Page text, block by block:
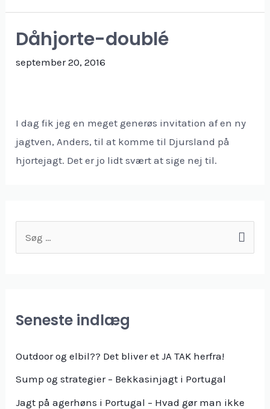
Dåhjorte-doublé
september 20, 2016
I dag fik jeg en meget generøs invitation af en ny
jagtven, Anders, til at komme til Djursland på
hjortejagt. Det er jo lidt svært at sige nej til.
Seneste indlæg
Outdoor og elbil?? Det bliver et JA TAK herfra!
Sump og strategier – Bekkasinjagt i Portugal
Jagt på agerhøns i Portugal – Hvad gør man ikke